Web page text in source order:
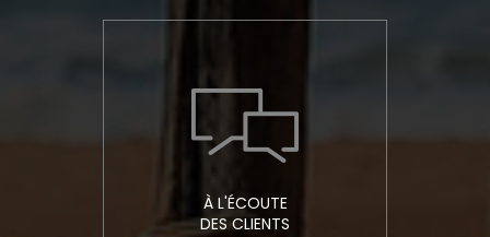
À L'ÉCOUTE
DES CLIENTS